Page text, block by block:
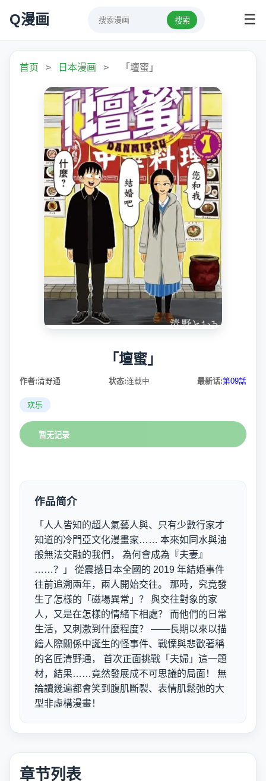
Q漫画 搜索 ☰
首页 > 日本漫画 > 「壇蜜」
「壇蜜」
作者:清野通 状态:连载中 最新话:第09話
欢乐
暂无记录
作品简介
「人人皆知的超人氣藝人與、只有少數行家才
知道的冷門亞文化漫畫家…… 本來如同水與油
般無法交融的我們， 為何會成為『夫妻』
……？」 從震撼日本全國的 2019 年結婚事件
往前追溯兩年，兩人開始交往。 那時，究竟發
生了怎樣的「磁場異常」？ 與交往對象的家
人，又是在怎樣的情緒下相處？ 而他們的日常
生活，又刺激到什麼程度？ ——長期以來以描
繪人際關係中誕生的怪事件、戰慄與悲歡著稱
的名匠清野通， 首次正面挑戰「夫婦」這一題
材，結果……竟然發展成不可思議的局面！ 無
論讀幾遍都會笑到腹肌斷裂、表情肌鬆弛的大
型非虛構漫畫！
章节列表